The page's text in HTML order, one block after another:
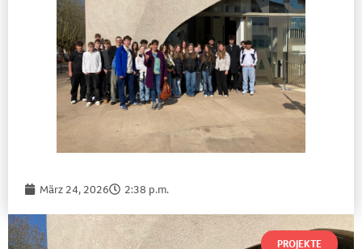
März 24, 2026 2:38 p.m.
PROJEKTE